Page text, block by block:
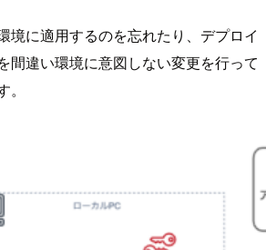
境に適用するのを忘れたり、デプロイ
間違い環境に意図しない変更を行って